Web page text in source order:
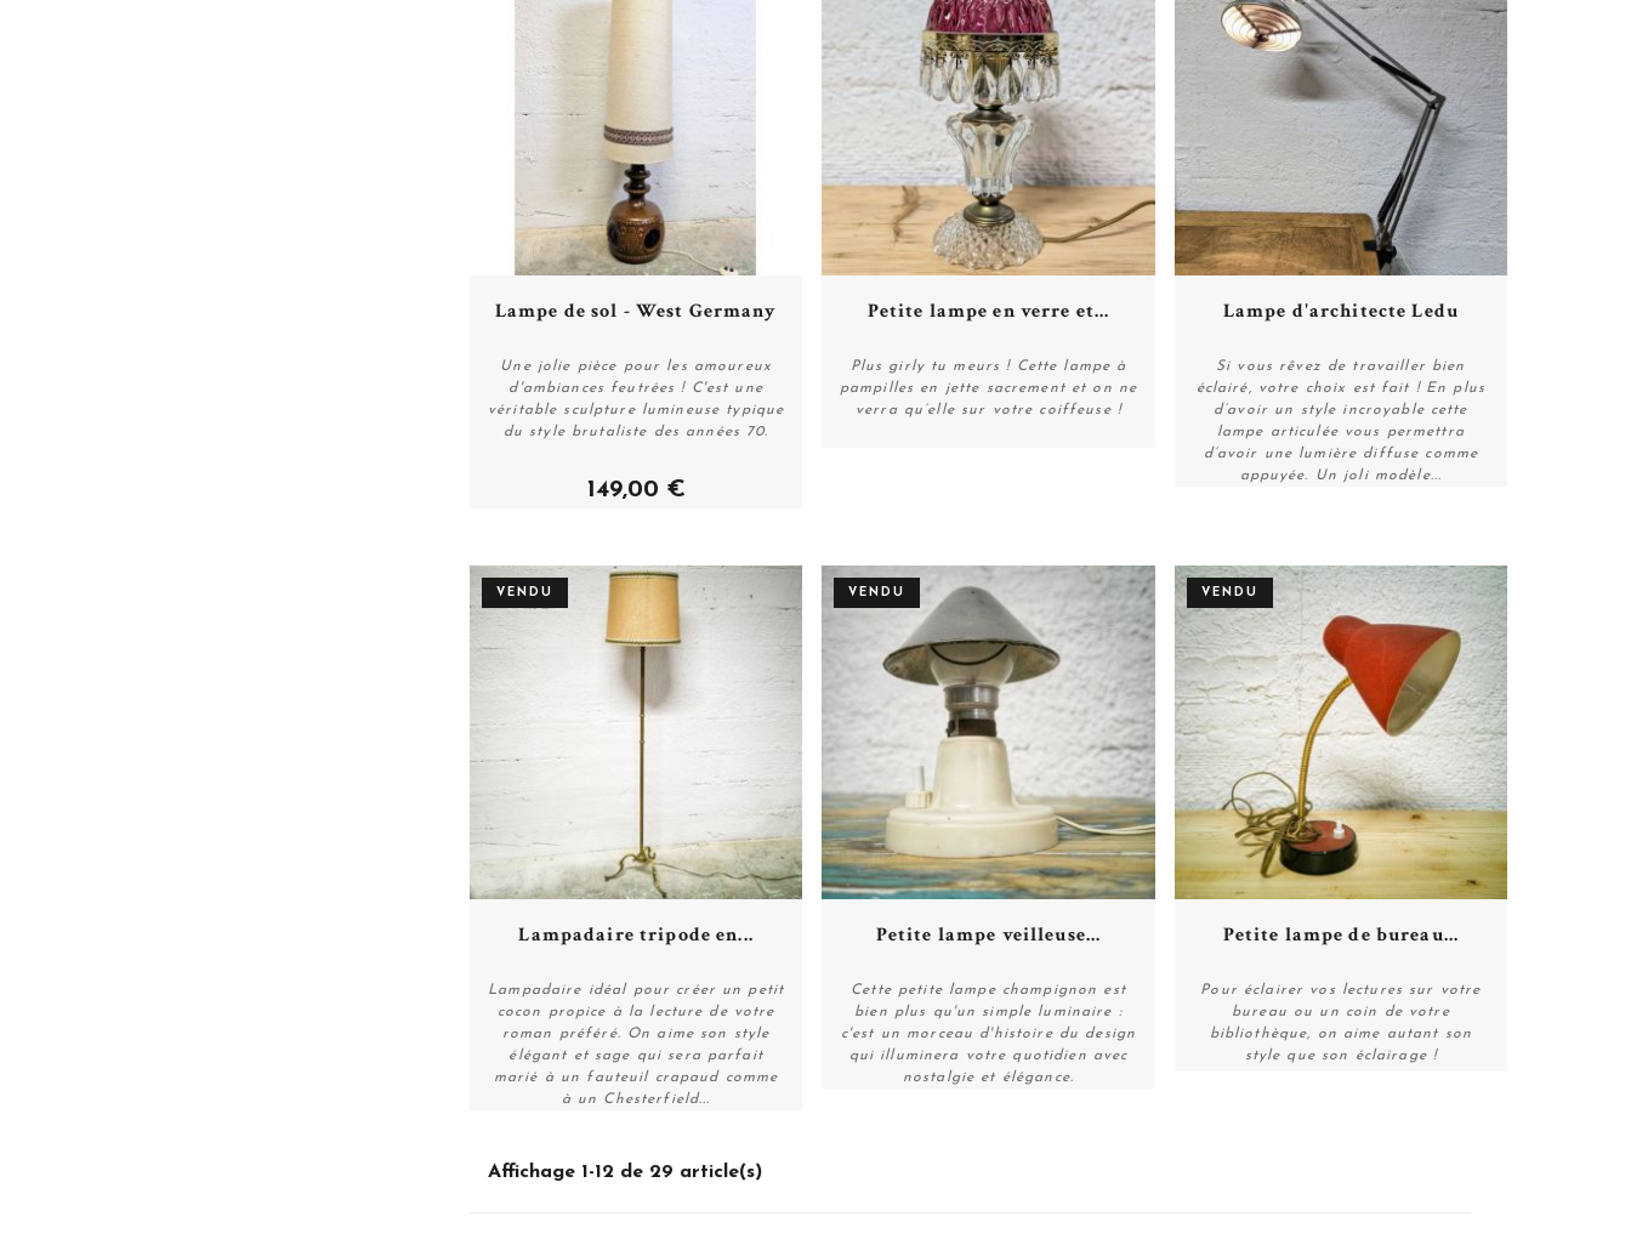
Plus de détails
Lampe de sol - West Germany
Une jolie pièce pour les amoureux
d'ambiances feutrées ! C'est une
véritable sculpture lumineuse typique
du style brutaliste des années 70.
149,00 €
Petite lampe en verre et...
Plus girly tu meurs ! Cette lampe à
pampilles en jette sacrement et on ne
verra qu’elle sur votre coiffeuse !
Plus de détails
Lampe d'architecte Ledu
Si vous rêvez de travailler bien
éclairé, votre choix est fait ! En plus
d’avoir un style incroyable cette
lampe articulée vous permettra
d’avoir une lumière diffuse comme
appuyée. Un joli modèle...
Plus de détails
VENDU
Lampadaire tripode en...
Lampadaire idéal pour créer un petit
cocon propice à la lecture de votre
roman préféré. On aime son style
élégant et sage qui sera parfait
marié à un fauteuil crapaud comme
à un Chesterfield...
Plus de détails
VENDU
Petite lampe veilleuse...
Cette petite lampe champignon est
bien plus qu'un simple luminaire :
c'est un morceau d'histoire du design
qui illuminera votre quotidien avec
nostalgie et élégance.
Plus de détails
VENDU
Petite lampe de bureau...
Pour éclairer vos lectures sur votre
bureau ou un coin de votre
bibliothèque, on aime autant son
style que son éclairage !
Affichage 1-12 de 29 article(s)